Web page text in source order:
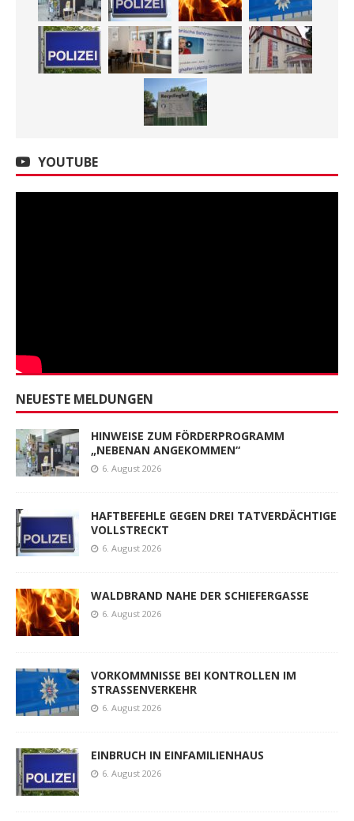
YOUTUBE
NEUESTE MELDUNGEN
HINWEISE ZUM FÖRDERPROGRAMM
„NEBENAN ANGEKOMMEN“
6. August 2026
HAFTBEFEHLE GEGEN DREI TATVERDÄCHTIGE
VOLLSTRECKT
6. August 2026
WALDBRAND NAHE DER SCHIEFERGASSE
6. August 2026
VORKOMMNISSE BEI KONTROLLEN IM
STRASSENVERKEHR
6. August 2026
EINBRUCH IN EINFAMILIENHAUS
6. August 2026